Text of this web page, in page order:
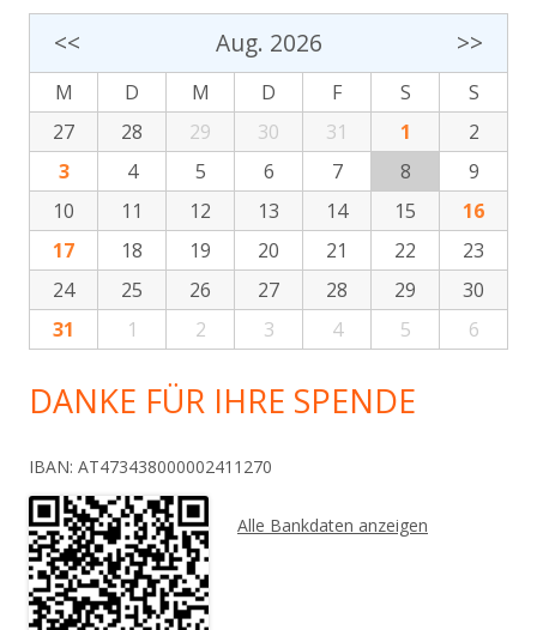
<< Aug. 2026 >>
M D M D F S
S
27
28 29 30 31 1
2
3
4 5 6 7 8
9
10
11 12 13 14 15
16
17
18 19 20 21 22
23
24
25 26 27 28 29
30
31
1 2 3 4 5 6
DANKE FÜR IHRE SPENDE
IBAN: AT473438000002411270
Alle Bankdaten anzeigen